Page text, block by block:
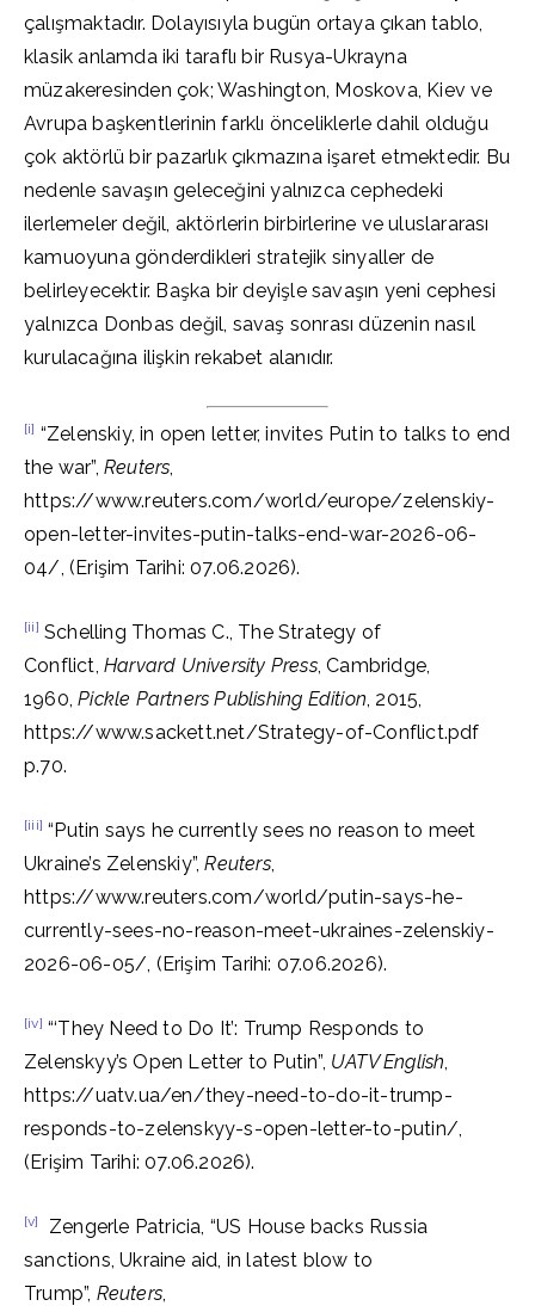
çalışmaktadır. Dolayısıyla bugün ortaya çıkan tablo,
klasik anlamda iki taraflı bir Rusya-Ukrayna
müzakeresinden çok; Washington, Moskova, Kiev ve
Avrupa başkentlerinin farklı önceliklerle dahil olduğu
çok aktörlü bir pazarlık çıkmazına işaret etmektedir. Bu
nedenle savaşın geleceğini yalnızca cephedeki
ilerlemeler değil, aktörlerin birbirlerine ve uluslararası
kamuoyuna gönderdikleri stratejik sinyaller de
belirleyecektir. Başka bir deyişle savaşın yeni cephesi
yalnızca Donbas değil, savaş sonrası düzenin nasıl
kurulacağına ilişkin rekabet alanıdır.
[i] “Zelenskiy, in open letter, invites Putin to talks to end
the war”, Reuters,
https://www.reuters.com/world/europe/zelenskiy-
open-letter-invites-putin-talks-end-war-2026-06-
04/, (Erişim Tarihi: 07.06.2026).
[ii] Schelling Thomas C., The Strategy of
Conflict, Harvard University Press, Cambridge,
1960,Pickle Partners Publishing Edition, 2015,
https://www.sackett.net/Strategy-of-Conflict.pdf
p.70.
[iii] “Putin says he currently sees no reason to meet
Ukraine’s Zelenskiy”,Reuters,
https://www.reuters.com/world/putin-says-he-
currently-sees-no-reason-meet-ukraines-zelenskiy-
2026-06-05/, (Erişim Tarihi: 07.06.2026).
[iv] “‘They Need to Do It’: Trump Responds to
Zelenskyy’s Open Letter to Putin”, UATV English,
https://uatv.ua/en/they-need-to-do-it-trump-
responds-to-zelenskyy-s-open-letter-to-putin/,
(Erişim Tarihi: 07.06.2026).
[v]
Zengerle Patricia, “US House backs Russia
sanctions, Ukraine aid, in latest blow to
Trump”, Reuters,